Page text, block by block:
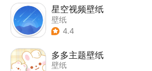
星空视频壁纸
壁纸
4.4
多多主题壁纸
壁纸